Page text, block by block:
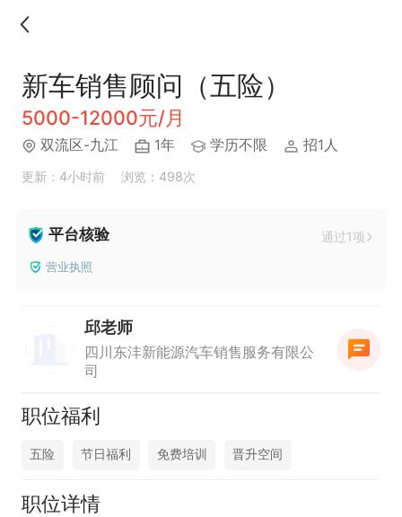
新车销售顾问（五险）
5000-12000元/月
双流区-九江 1年 学历不限 招1人
更新：4小时前 浏览：498次
平台核验 通过1项
营业执照
邱老师
四川东沣新能源汽车销售服务有限公
司
职位福利
五险 节日福利 免费培训 晋升空间
职位详情